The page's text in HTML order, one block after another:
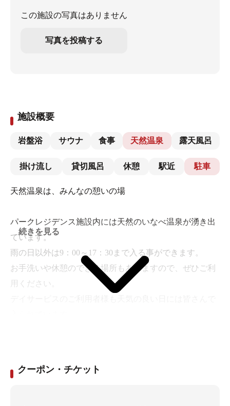
この施設の写真はありません
写真を投稿する
施設概要
岩盤浴 サウナ 食事 天然温泉 露天風呂
掛け流し 貸切風呂 休憩 駅近 駐車
天然温泉は、みんなの憩いの場
パークレジデンス施設内には天然のいなべ温泉が湧き出
ています。
雨の日以外は9：00～17：30まで入る事ができます。
お手洗いや休憩のできる場所もありますので、ぜひご利
用ください。
続きを見る
クーポン・チケット